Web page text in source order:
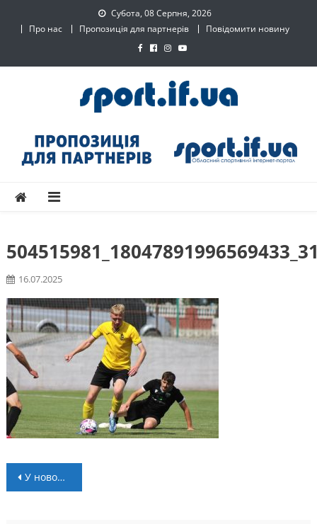
Субота, 08 Серпня, 2026
Про нас
Пропозиція для партнерів Повідомити новину
SPORT.IF.UA – Обласний
спортивний інтернет-
16.07.2025
Навігація
У новому сезоні обласних змагань буде об’єднана ліга